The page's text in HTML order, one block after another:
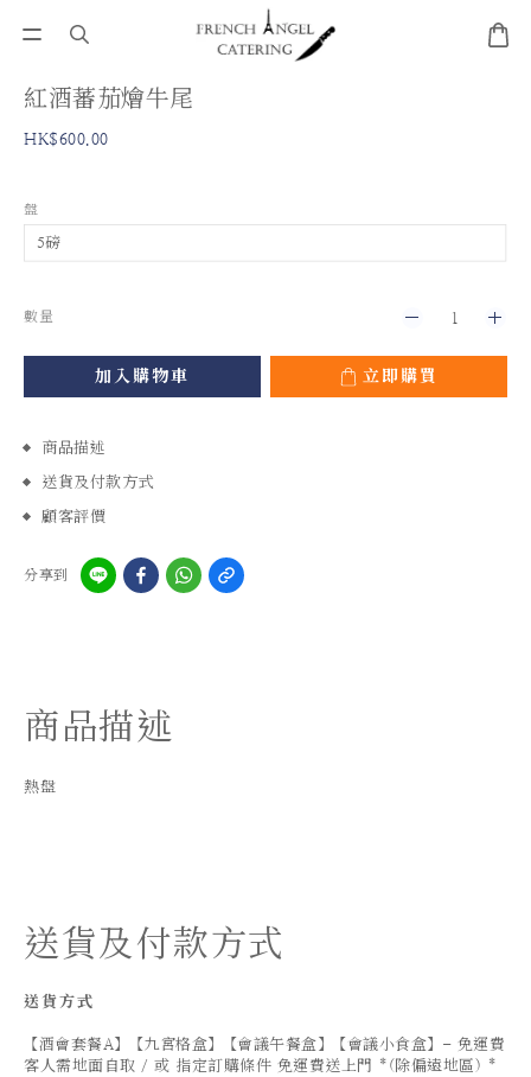
紅酒蕃茄燴牛尾
HK$600.00
盤
數量
加入購物車 立即購買
商品描述
送貨及付款方式
顧客評價
分享到
商品描述
熱盤
送貨及付款方式
送貨方式
【酒會套餐A】【九宮格盒】【會議午餐盒】【會議小食盒】- 免運費
客人需地面自取 / 或 指定訂購條件 免運費送上門 *(除偏遠地區) *